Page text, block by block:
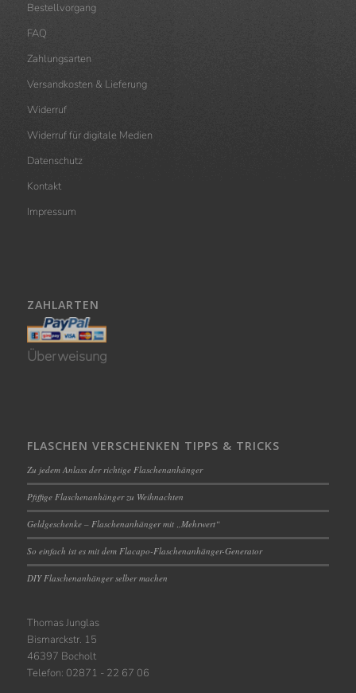
Bestellvorgang
FAQ
Zahlungsarten
Versandkosten & Lieferung
Widerruf
Widerruf für digitale Medien
Datenschutz
Kontakt
Impressum
ZAHLARTEN
Überweisung
FLASCHEN VERSCHENKEN TIPPS & TRICKS
Zu jedem Anlass der richtige Flaschenanhänger
Pfiffige Flaschenanhänger zu Weihnachten
Geldgeschenke – Flaschenanhänger mit „Mehrwert“
So einfach ist es mit dem Flacapo-Flaschenanhänger-Generator
DIY Flaschenanhänger selber machen
Thomas Junglas
Bismarckstr. 15
46397 Bocholt
Telefon: 02871 - 22 67 06